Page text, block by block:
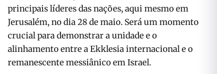
principais líderes das nações, aqui mesmo em
Jerusalém, no dia 28 de maio. Será um momento
crucial para demonstrar a unidade e o
alinhamento entre a Ekklesia internacional e o
remanescente messiânico em Israel.